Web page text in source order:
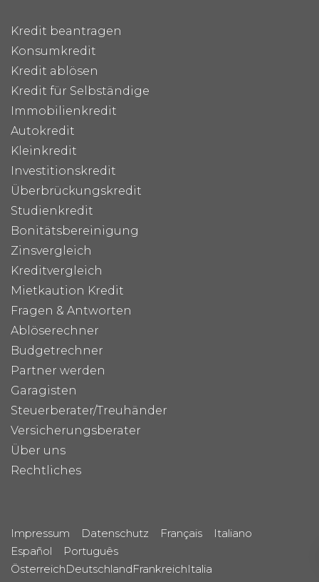
Kredit beantragen
Konsumkredit
Kredit ablösen
Kredit für Selbständige
Immobilienkredit
Autokredit
Kleinkredit
Investitionskredit
Überbrückungskredit
Studienkredit
Bonitätsbereinigung
Zinsvergleich
Kreditvergleich
Mietkaution Kredit
Fragen & Antworten
Ablöserechner
Budgetrechner
Partner werden
Garagisten
Steuerberater/Treuhänder
Versicherungsberater
Über uns
Rechtliches
Impressum Datenschutz Français
Italiano
Español
Português
ÖsterreichDeutschlandFrankreichItalia